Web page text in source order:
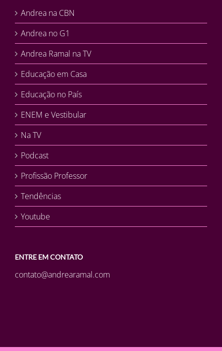
Andrea na CBN
Andrea no G1
Andrea Ramal na TV
Educação em Casa
Educação no País
ENEM e Vestibular
Na TV
Podcast
Profissão Professor
Tendências
Youtube
ENTRE EM CONTATO
contato@andrearamal.com